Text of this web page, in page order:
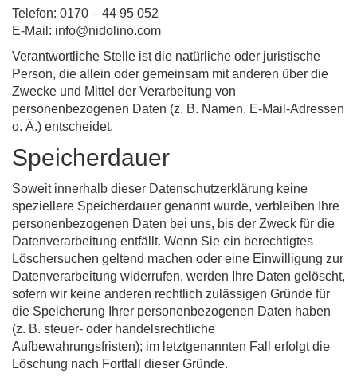
Telefon: 0170 – 44 95 052
E-Mail: info@nidolino.com
Verantwortliche Stelle ist die natürliche oder juristische
Person, die allein oder gemeinsam mit anderen über die
Zwecke und Mittel der Verarbeitung von
personenbezogenen Daten (z. B. Namen, E-Mail-Adressen
o. Ä.) entscheidet.
Speicherdauer
Soweit innerhalb dieser Datenschutzerklärung keine
speziellere Speicherdauer genannt wurde, verbleiben Ihre
personenbezogenen Daten bei uns, bis der Zweck für die
Datenverarbeitung entfällt. Wenn Sie ein berechtigtes
Löschersuchen geltend machen oder eine Einwilligung zur
Datenverarbeitung widerrufen, werden Ihre Daten gelöscht,
sofern wir keine anderen rechtlich zulässigen Gründe für
die Speicherung Ihrer personenbezogenen Daten haben
(z. B. steuer- oder handelsrechtliche
Aufbewahrungsfristen); im letztgenannten Fall erfolgt die
Löschung nach Fortfall dieser Gründe.